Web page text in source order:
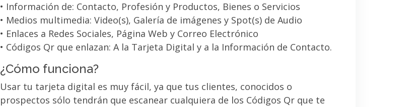
• Información de: Contacto, Profesión y Productos, Bienes o Servicios
• Medios multimedia: Video(s), Galería de imágenes y Spot(s) de Audio
• Enlaces a Redes Sociales, Página Web y Correo Electrónico
• Códigos Qr que enlazan: A la Tarjeta Digital y a la Información de Contacto.
¿Cómo funciona?
Usar tu tarjeta digital es muy fácil, ya que tus clientes, conocidos o
prospectos sólo tendrán que escanear cualquiera de los Códigos Qr que te